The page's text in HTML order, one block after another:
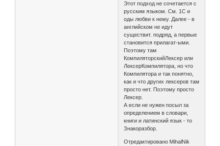
Этот подход не сочетается с
русским языком. См. 1С и
оды любви к нему. Далее - в
английском не идут
существит. подряд, а первые
становится прилагат-ыми.
Поэтому там
КомпиляторскийЛексер или
ЛексерКомпилятора, но что
Компилятора и так понятно,
как и что других лексеров там
просто нет. Поэтому просто
Лексер.
А если не нужен посыл за
определением в словари,
книги и латинский язык - то
Знакоразбор.
Отредактировано MihalNik